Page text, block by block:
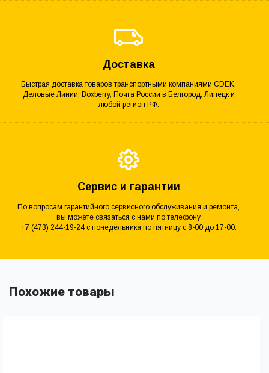
Доставка
Быстрая доставка товаров транспортными компаниями CDEK,
Деловые Линии, Boxberry, Почта России в Белгород, Липецк и
любой регион РФ.
Сервис и гарантии
По вопросам гарантийного сервисного обслуживания и ремонта,
вы можете связаться с нами по телефону
+7 (473) 244-19-24 с понедельника по пятницу с 8-00 до 17-00.
Похожие товары